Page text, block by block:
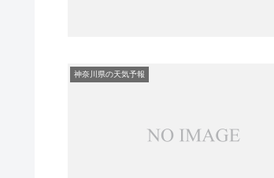
神奈川県の天気予報